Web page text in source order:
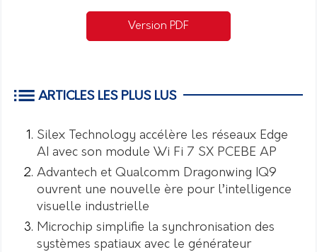
Version PDF
ARTICLES LES PLUS LUS
Silex Technology accélère les réseaux Edge
AI avec son module Wi Fi 7 SX PCEBE AP
Advantech et Qualcomm Dragonwing IQ9
ouvrent une nouvelle ère pour l’intelligence
visuelle industrielle
Microchip simplifie la synchronisation des
systèmes spatiaux avec le générateur